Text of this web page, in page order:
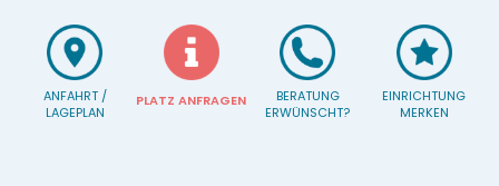
ANFAHRT /
LAGEPLAN
PLATZ ANFRAGEN
BERATUNG
ERWÜNSCHT?
EINRICHTUNG
MERKEN